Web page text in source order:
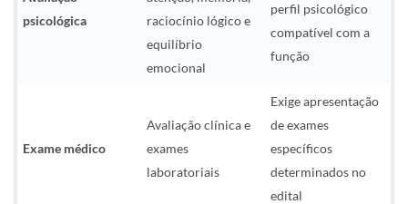
psicológica
raciocínio lógico e
equilíbrio
emocional
perfil psicológico
compatível com a
função
Exame médico
Avaliação clínica e
exames
laboratoriais
Exige apresentação
de exames
específicos
determinados no
edital